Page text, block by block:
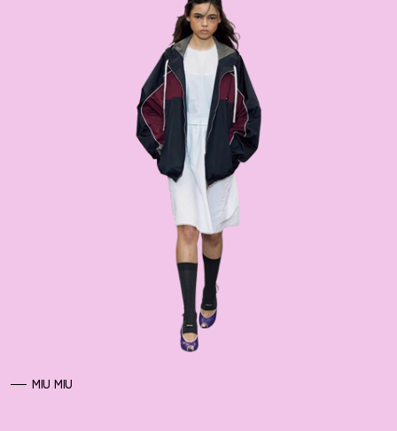
MIU MIU